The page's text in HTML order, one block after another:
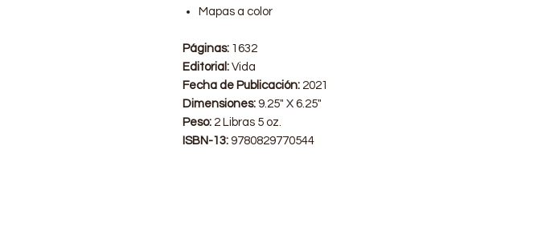
Mapas a color
Páginas: 1632
Editorial: Vida
Fecha de Publicación: 2021
Dimensiones: 9.25" X 6.25"
Peso: 2 Libras 5 oz.
ISBN-13: 9780829770544